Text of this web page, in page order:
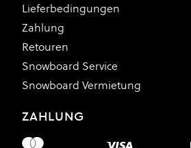
Lieferbedingungen
Zahlung
Retouren
Snowboard Service
Snowboard Vermietung
ZAHLUNG